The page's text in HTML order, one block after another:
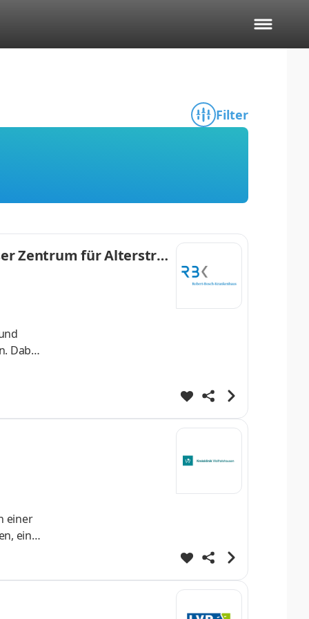
Filter
Zentrum für Alterstra
Dabei
einer
eine